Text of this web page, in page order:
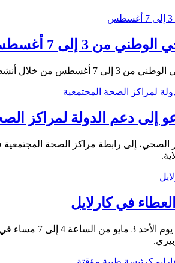
من 3 إلى 7 أغسطس
في قلب مهمته لأكثر من 100 عام.
إلى دعم الدولة لمراكز
في كارلايل
سيستضيف مركز